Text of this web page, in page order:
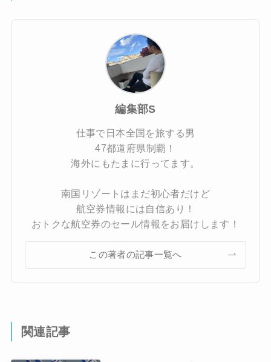
編集部S
仕事で日本全国を旅する男
47都道府県制覇！
海外にもたまに行ってます。
南国リゾートはまだ初心者だけど
航空券情報には自信あり！
おトクな航空券のセール情報をお届けします！
この著者の記事一覧へ
関連記事